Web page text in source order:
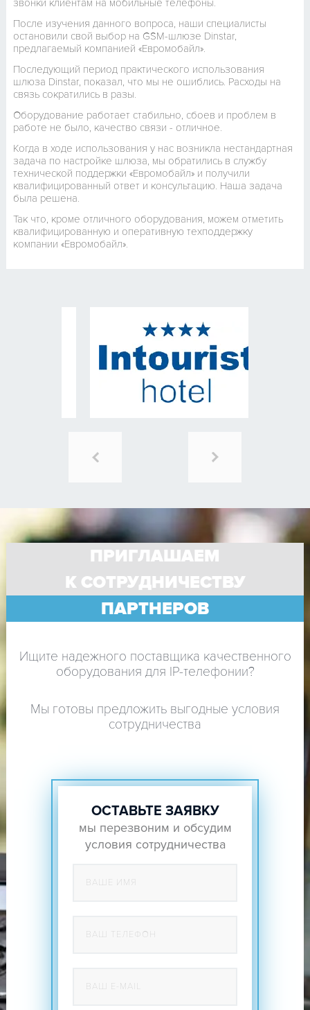
звонки клиентам на мобильные телефоны.
После изучения данного вопроса, наши специалисты
остановили свой выбор на GSM-шлюзе Dinstar,
предлагаемый компанией «Евромобайл».
Последующий период практического использования
шлюза Dinstar, показал, что мы не ошиблись. Расходы на
связь сократились в разы.
Оборудование работает стабильно, сбоев и проблем в
работе не было, качество связи - отличное.
Когда в ходе использования у нас возникла нестандартная
задача по настройке шлюза, мы обратились в службу
технической поддержки «Евромобайл» и получили
квалифицированный ответ и консультацию. Наша задача
была решена.
Так что, кроме отличного оборудования, можем отметить
квалифицированную и оперативную техподдержку
компании «Евромобайл».
ПРИГЛАШАЕМ
К СОТРУДНИЧЕСТВУ
ПАРТНЕРОВ
Ищите надежного поставщика качественного
оборудования для IP-телефонии?
Мы готовы предложить выгодные условия
сотрудничества
ОСТАВЬТЕ ЗАЯВКУ
мы перезвоним и обсудим
условия сотрудничества